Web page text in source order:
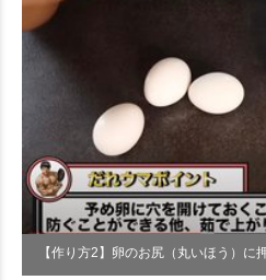
【作り方2】卵のお尻（丸いほう）に